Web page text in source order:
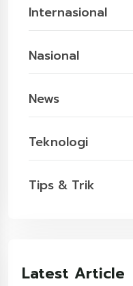
Internasional
Nasional
News
Teknologi
Tips & Trik
Latest Article